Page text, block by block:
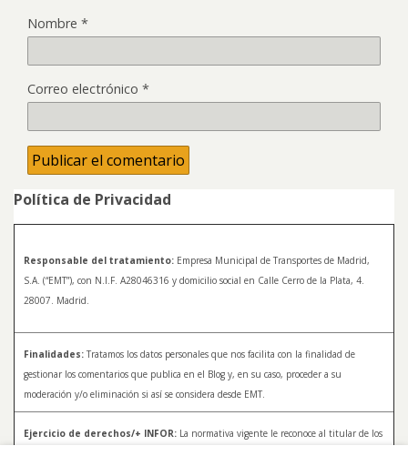
Nombre *
Correo electrónico *
Política de Privacidad
Responsable del tratamiento: Empresa Municipal de Transportes de Madrid,
S.A. (“EMT”), con N.I.F. A28046316 y domicilio social en Calle Cerro de la Plata, 4.
28007. Madrid.
Finalidades: Tratamos los datos personales que nos facilita con la finalidad de
gestionar los comentarios que publica en el Blog y, en su caso, proceder a su
moderación y/o eliminación si así se considera desde EMT.
Ejercicio de derechos/+ INFOR: La normativa vigente le reconoce al titular de los